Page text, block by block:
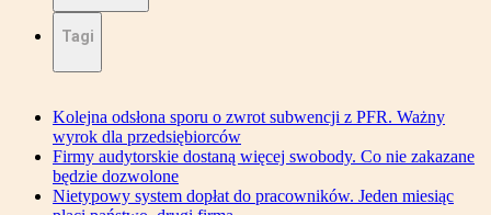
Tagi
Kolejna odsłona sporu o zwrot subwencji z PFR. Ważny
wyrok dla przedsiębiorców
Firmy audytorskie dostaną więcej swobody. Co nie zakazane
będzie dozwolone
Nietypowy system dopłat do pracowników. Jeden miesiąc